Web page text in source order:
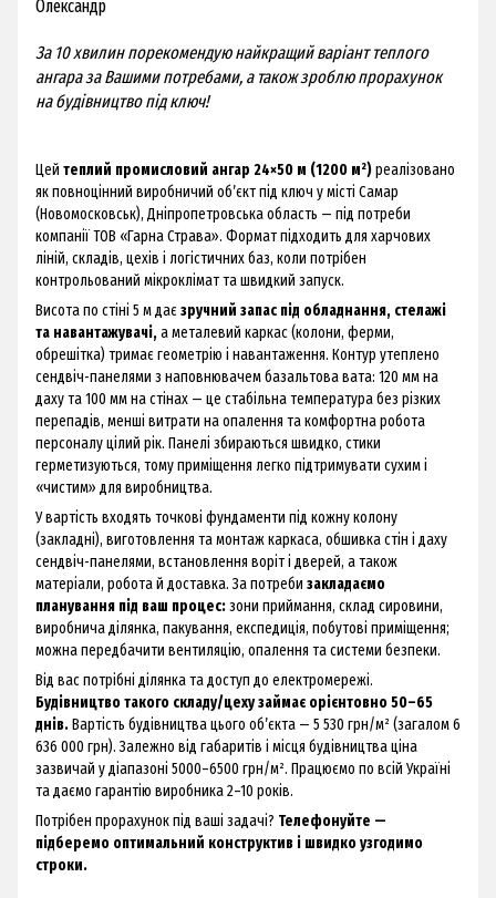
Олександр
За 10 хвилин порекомендую найкращий варіант теплого
ангара за Вашими потребами, а також зроблю прорахунок
на будівництво під ключ!
Цей теплий промисловий ангар 24×50 м (1200 м²)реалізовано
як повноцінний виробничий об’єкт під ключ у місті Самар
(Новомосковськ), Дніпропетровська область — під потреби
компанії ТОВ «Гарна Страва». Формат підходить для харчових
ліній, складів, цехів і логістичних баз, коли потрібен
контрольований мікроклімат та швидкий запуск.
Висота по стіні 5 м даєзручний запас під обладнання, стелажі
та навантажувачі,а металевий каркас (колони, ферми,
обрешітка) тримає геометрію і навантаження. Контур утеплено
сендвіч-панелями з наповнювачем базальтова вата: 120 мм на
даху та 100 мм на стінах — це стабільна температура без різких
перепадів, менші витрати на опалення та комфортна робота
персоналу цілий рік. Панелі збираються швидко, стики
герметизуються, тому приміщення легко підтримувати сухим і
«чистим» для виробництва.
У вартість входять точкові фундаменти під кожну колону
(закладні), виготовлення та монтаж каркаса, обшивка стін і даху
сендвіч-панелями, встановлення воріт і дверей, а також
матеріали, робота й доставка. За потреби закладаємо
планування під ваш процес:зони приймання, склад сировини,
виробнича ділянка, пакування, експедиція, побутові приміщення;
можна передбачити вентиляцію, опалення та системи безпеки.
Від вас потрібні ділянка та доступ до електромережі.
Будівництво такого складу/цеху займає орієнтовно 50–65
днів.Вартість будівництва цього об’єкта — 5 530 грн/м² (загалом 6
636 000 грн). Залежно від габаритів і місця будівництва ціна
зазвичай у діапазоні 5000–6500 грн/м². Працюємо по всій Україні
та даємо гарантію виробника 2–10 років.
Потрібен прорахунок під ваші задачі? Телефонуйте —
підберемо оптимальний конструктив і швидко узгодимо
строки.